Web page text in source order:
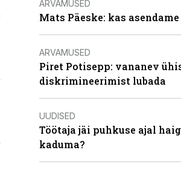
ARVAMUSED
Mats Päeske: kas
ARVAMUSED
Piret Potisepp: vananev
diskrimineerimist lubada
UUDISED
Töötaja jäi puhkuse ajal
kaduma?